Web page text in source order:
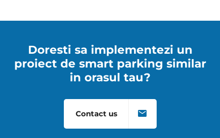
Doresti sa implementezi un
proiect de smart parking similar
in orasul tau?
Contact us